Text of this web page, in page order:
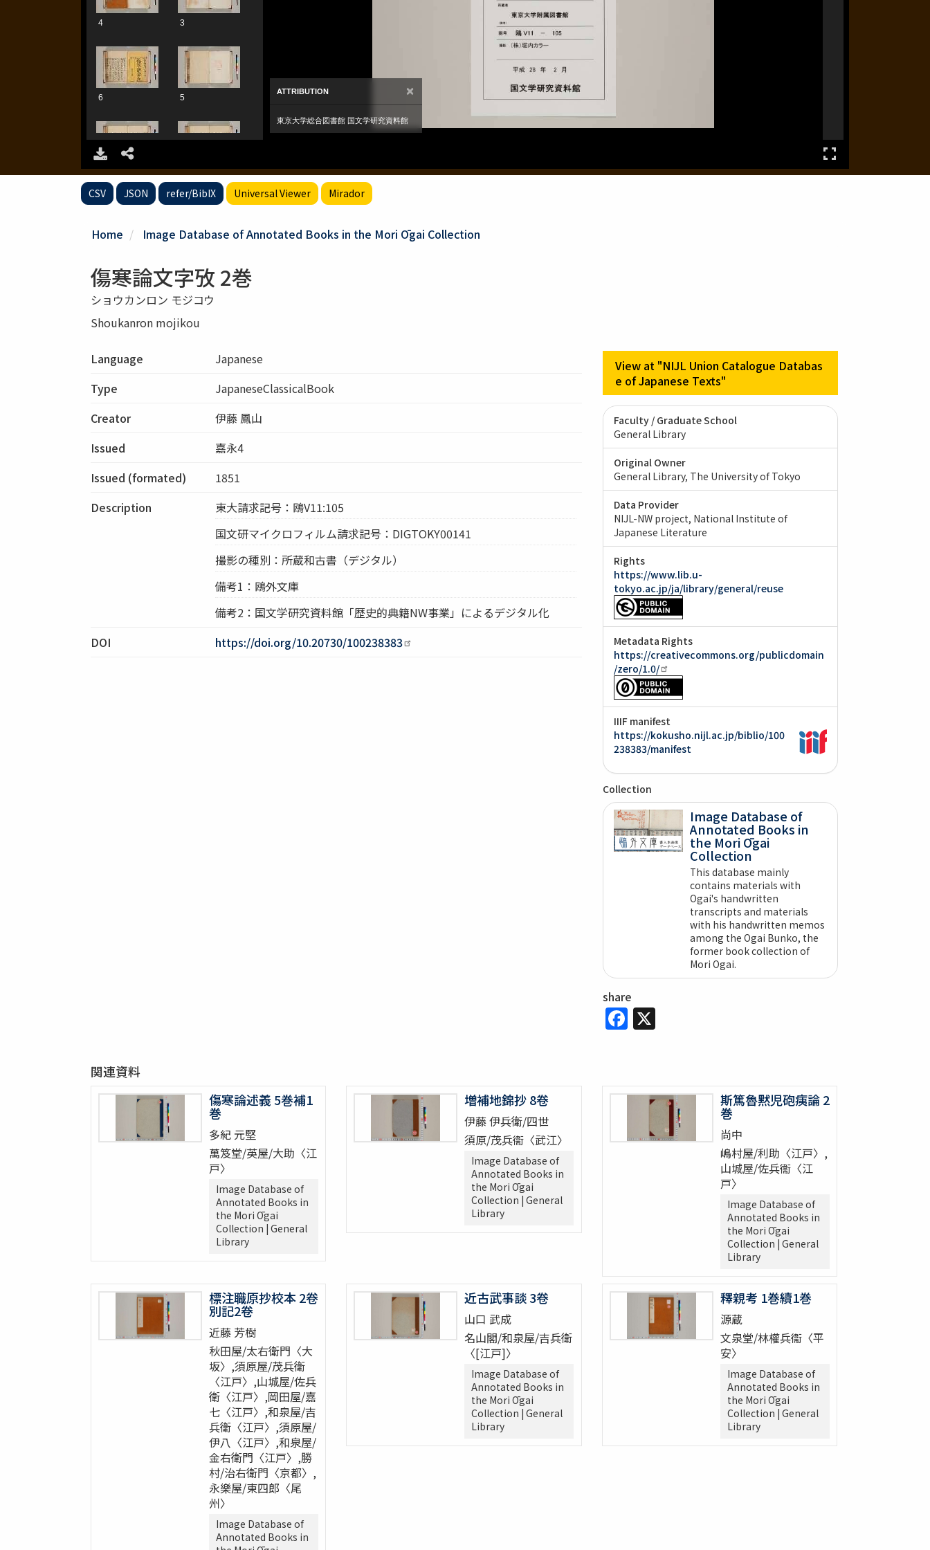
CSV JSON refer/BibIX Universal Viewer Mirador
Home Image Database of Annotated Books in the Mori Ōgai Collection
傷寒論文字攷 2巻
ショウカンロン モジコウ
Shoukanron mojikou
Language
Japanese
Type
JapaneseClassicalBook
Creator
伊藤 鳳山
Issued
嘉永4
Issued (formated)
1851
Description
東大請求記号：鴎V11:105
国文研マイクロフィルム請求記号：DIGTOKY00141
撮影の種別：所蔵和古書（デジタル）
備考1：鴎外文庫
備考2：国文学研究資料館「歴史的典籍NW事業」によるデジタル化
DOI
https://doi.org/10.20730/100238383
View at "NIJL Union Catalogue Databas
e of Japanese Texts"
Faculty / Graduate School
General Library
Original Owner
General Library, The University of Tokyo
Data Provider
NIJL-NW project, National Institute of
Japanese Literature
Rights
https://www.lib.u-
tokyo.ac.jp/ja/library/general/reuse
Metadata Rights
https://creativecommons.org/publicdomain
/zero/1.0/
IIIF manifest
https://kokusho.nijl.ac.jp/biblio/100
238383/manifest
Collection
Image Database of
Annotated Books in
the Mori Ōgai
Collection
This database mainly
contains materials with
Ogai's handwritten
transcripts and materials
with his handwritten memos
among the Ogai Bunko, the
former book collection of
Mori Ogai.
share
Facebook
X
関連資料
傷寒論述義 5巻補1
巻
多紀 元堅
萬笈堂/英屋/大助〈江
戸〉
Image Database of
Annotated Books in
the Mori Ōgai
Collection | General
Library
増補地錦抄 8卷
伊藤 伊兵衛/四世
須原/茂兵衞〈武江〉
Image Database of
Annotated Books in
the Mori Ōgai
Collection | General
Library
斯篤魯黙児砲痍論 2
巻
尚中
嶋村屋/利助〈江戸〉,
山城屋/佐兵衞〈江
戸〉
Image Database of
Annotated Books in
the Mori Ōgai
Collection | General
Library
標注職原抄校本 2卷
別記2卷
近藤 芳樹
秋田屋/太右衛門〈大
坂〉,須原屋/茂兵衛
〈江戸〉,山城屋/佐兵
衛〈江戸〉,岡田屋/嘉
七〈江戸〉,和泉屋/吉
兵衛〈江戸〉,須原屋/
伊八〈江戸〉,和泉屋/
金右衛門〈江戸〉,勝
村/治右衛門〈京都〉,
永樂屋/東四郎〈尾
州〉
Image Database of
Annotated Books in
近古武事談 3卷
山口 武成
名山閣/和泉屋/吉兵衛
〈[江戸]〉
Image Database of
Annotated Books in
the Mori Ōgai
Collection | General
Library
釋親考 1巻續1巻
源蔵
文泉堂/林權兵衞〈平
安〉
Image Database of
Annotated Books in
the Mori Ōgai
Collection | General
Library